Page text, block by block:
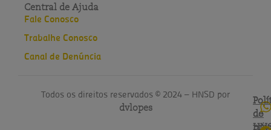
Central de Ajuda
Fale Conosco
Trabalhe Conosco
Canal de Denúncia
Todos os direitos reservados © 2024 – HNSD por
dvlopes
de
do